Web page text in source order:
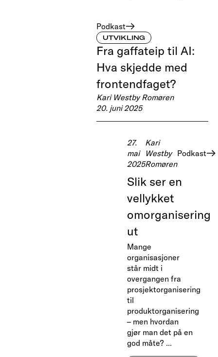
Podkast
UTVIKLING
Fra gaffateip til AI:
Hva skjedde med
frontendfaget?
Kari Westby Romøren
20. juni 2025
27.
mai
2025
Kari
Westby
Romøren
Podkast
Slik ser en
vellykket
omorganisering
ut
Mange
organisasjoner
står midt i
overgangen fra
prosjektorganisering
til
produktorganisering
– men hvordan
gjør man det på en
god måte? ...